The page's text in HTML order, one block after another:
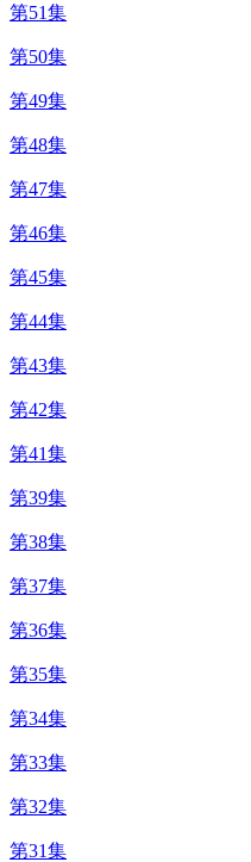
第51集
第50集
第49集
第48集
第47集
第46集
第45集
第44集
第43集
第42集
第41集
第39集
第38集
第37集
第36集
第35集
第34集
第33集
第32集
第31集